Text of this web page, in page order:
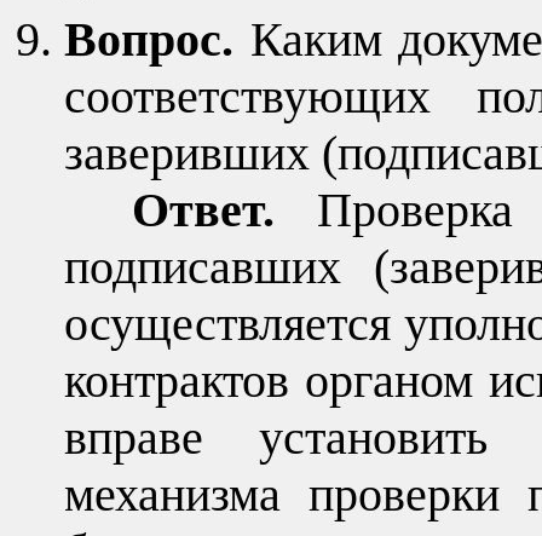
Вопрос. Каким
соответствующих
заверивших
Ответ.
подписавших
осуществляется
контрактов органом
вправе
механизма